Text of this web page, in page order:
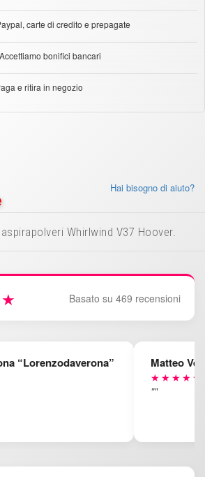
carte di credito e prepagate
Accettiamo bonifici bancari
e ritira in negozio
Hai bisogno di aiuto?
Whirlwind V37 Hoover.
Basato su 469 recensioni
“Lorenzodaverona”
Matteo
★★★★★
""